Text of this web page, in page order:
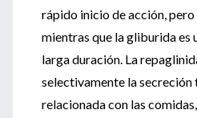
rápido inicio de acción,
mientras que la gliburida es
larga duración. La
selectivamente la secreción
relacionada con las